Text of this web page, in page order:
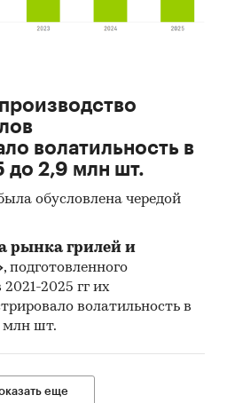
волатильность в
до 2,9 млн шт.
обусловлена чередой
рынка грилей и
, подготовленного
2025 гг их
волатильность в
млн шт.
еще